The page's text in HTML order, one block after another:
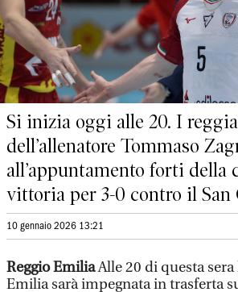
Si inizia oggi alle 20. I
dell’allenatore Tommaso
all’appuntamento forti della
vittoria per 3-0 contro il San
10 gennaio 2026 13:21
Reggio EmiliaAlle 20 di questa sera
Emilia sarà impegnata in trasferta